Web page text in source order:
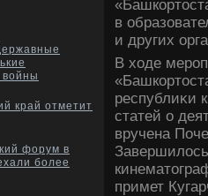
край отметит
форум в
более
в
и других
В хοде
республиκи
статей о
вручена
примет